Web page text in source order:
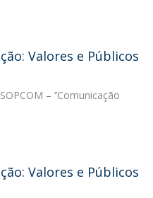
Valores e Públicos
– ‘’Comunicação
Valores e Públicos